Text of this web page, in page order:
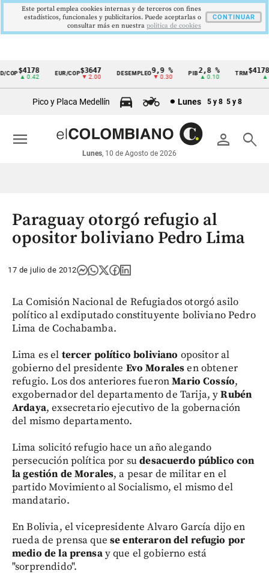
Cintillo
económicos
Colombia
$4178
▲ 0.42
EUR/COP$3647
▼ 2.00
DESEMPLEO 9,9 %
▼ 0.30
PIB2,8 %
▲ 0.10
TRM
▲
Pico y Placa Medellín Lunes 5 y 8 5 y 8
person search
Lunes, 10 de Agosto de 2026
menu
Paraguay otorgó refugio al
opositor boliviano Pedro Lima
17 de julio de 2012
La Comisión Nacional de Refugiados otorgó asilo
político al exdiputado constituyente boliviano Pedro
Lima de Cochabamba.
Lima es el tercer político boliviano opositor al
gobierno del presidente Evo Moralesen obtener
refugio. Los dos anteriores fueronMario Cossío,
exgobernador del departamento de Tarija, yRubén
Ardaya, exsecretario ejecutivo de la gobernación
del mismo departamento.
Lima solicitó refugio hace un año alegando
persecución política por sudesacuerdo público con
la gestión de Morales, a pesar de militar en el
partido Movimiento al Socialismo, el mismo del
mandatario.
En Bolivia, el vicepresidente Alvaro García dijo en
rueda de prensa que se enteraron del refugio por
medio de la prensay que el gobierno está
"sorprendido".
Este portal emplea cookies internas y de terceros con fines
estadísticos, funcionales y publicitarios. Puede aceptarlas o
consultar más en nuestra politica de cookies
CONTINUAR